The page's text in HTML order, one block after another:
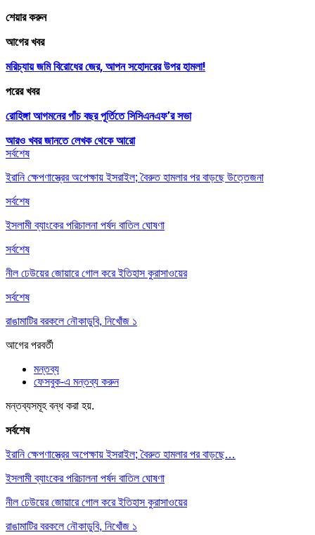
শেয়ার করুন
আগের খবর
মরিচ্যায় জমি বিরোধের জের, আপন সহোদরের উপর হামলা!
পরের খবর
রোহিঙ্গা আগমনের পাঁচ বছর পূর্তিতে সিসিএনএফ’র সভা
আরও খবর জানতে লেখক থেকে আরো
সর্বশেষ
ইরানি ক্ষেপণাস্ত্রের অপেক্ষায় ইসরাইল; বৈরুত হামলার পর বাড়ছে উত্তেজনা
সর্বশেষ
ইসলামী ব্যাংকের পরিচালনা পর্ষদ বাতিল ঘোষণা
সর্বশেষ
নীল ঢেউয়ের জোয়ারে গোল করে ইতিহাস কুরাসাওয়ের
সর্বশেষ
রাঙামাটির বরকলে নৌকাডুবি, নিখোঁজ ১
আগেরপরবর্তী
মন্তব্য
ফেসবুক-এ মন্তব্য করুন
মন্তব্যসমূহ বন্ধ করা হয়.
সর্বশেষ
ইরানি ক্ষেপণাস্ত্রের অপেক্ষায় ইসরাইল; বৈরুত হামলার পর বাড়ছে…
ইসলামী ব্যাংকের পরিচালনা পর্ষদ বাতিল ঘোষণা
নীল ঢেউয়ের জোয়ারে গোল করে ইতিহাস কুরাসাওয়ের
রাঙামাটির বরকলে নৌকাডুবি, নিখোঁজ ১